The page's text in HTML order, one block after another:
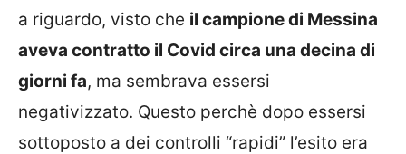
a riguardo, visto che il campione di Messina
aveva contratto il Covid circa una decina di
giorni fa, ma sembrava essersi
negativizzato. Questo perchè dopo essersi
sottoposto a dei controlli “rapidi” l’esito era